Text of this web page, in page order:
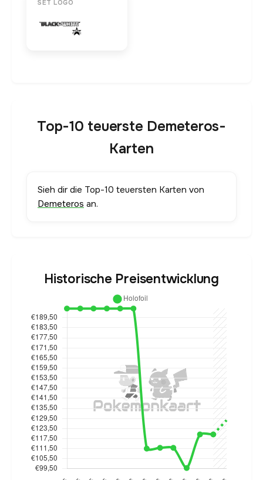
SET LOGO
Top-10 teuerste Demeteros-
Karten
Sieh dir die Top-10 teuersten Karten von
Demeteros an.
Historische Preisentwicklung